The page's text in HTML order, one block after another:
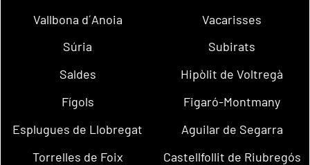
Vallbona d´Anoia
Vacarisses
Súria
Subirats
Saldes
Hipòlit de Voltregà
Fígols
Figaró-Montmany
Esplugues de Llobregat
Aguilar de Segarra
Torrelles de Foix
Castellfollit de Riubregós